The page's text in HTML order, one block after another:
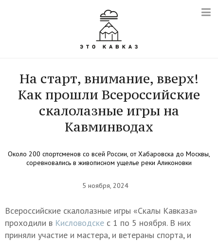
На старт, внимание, вверх!
Как прошли Всероссийские
скалолазные игры на
Кавминводах
Около 200 спортсменов со всей России, от Хабаровска до Москвы,
соревновались в живописном ущелье реки Аликоновки
5 ноября, 2024
Всероссийские скалолазные игры «Скалы Кавказа»
проходили в Кисловодске с 1 по 5 ноября. В них
приняли участие и мастера, и ветераны спорта, и